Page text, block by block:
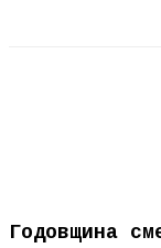
Годовщина